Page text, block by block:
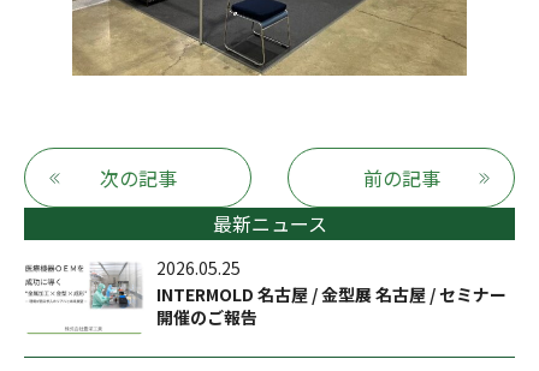
次の記事
前の記事
最新ニュース
2026.05.25
INTERMOLD 名古屋 / 金型展 名古屋 / セミナー
開催のご報告